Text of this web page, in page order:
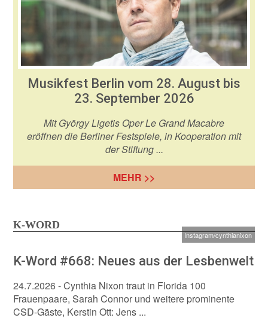
Musikfest Berlin vom 28. August bis
23. September 2026
Mit György Ligetis Oper Le Grand Macabre
eröffnen die Berliner Festspiele, in Kooperation mit
der Stiftung ...
MEHR >>
K-WORD
Instagram/cynthianixon
K-Word #668: Neues aus der Lesbenwelt
24.7.2026- Cynthia Nixon traut in Florida 100
Frauenpaare, Sarah Connor und weitere prominente
CSD-Gäste, Kerstin Ott: Jens ...